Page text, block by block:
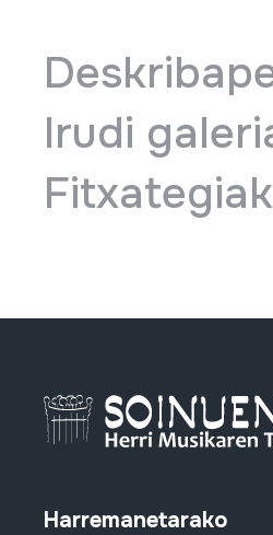
Irudi
Fitxategiak
Harremanetarako